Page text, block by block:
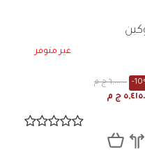
غير متوفر
٦,٠٠٠.٠٠ ج م -
ج م